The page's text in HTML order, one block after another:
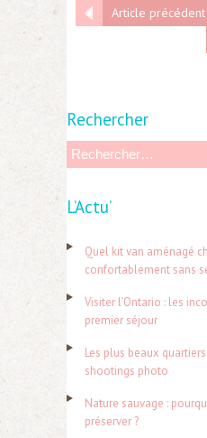
Article précédent
Rechercher
h
r
L’Actu’
Quel kit van aménagé
confortablement sans
Visiter l’Ontario : les
premier séjour
Les plus beaux
shootings photo
Nature sauvage :
préserver ?